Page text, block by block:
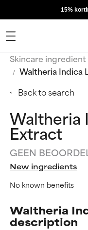
15%
Skincare
Waltheria Indica
Back to search
Waltheria
Extract
GEEN
New ingredients
No known benefits
Waltheria
description